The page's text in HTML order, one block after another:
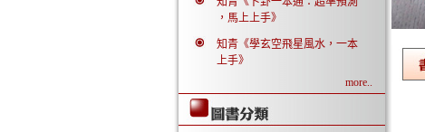
，馬上上手》
知青《學玄空飛星風水，一本
上手》
more..